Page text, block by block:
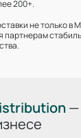
200+.
не только в
партнерам
—